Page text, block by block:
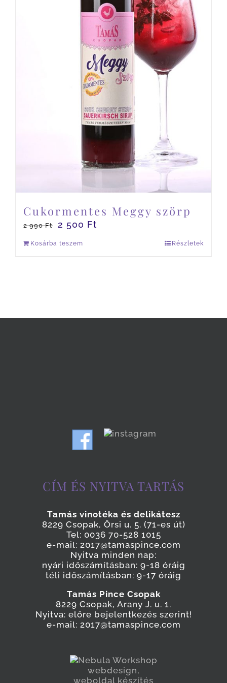
Cukormentes Meggy szörp
2 990Ft 2 500 Ft
Kosárba teszem Részletek
CÍM ÉS NYITVA TARTÁS
Tamás vinotéka és delikátesz
8229 Csopak, Őrsi u. 5. (71-es út)
Tel: 0036 70-528 1015
e-mail: 2017@tamaspince.com
Nyitva minden nap:
nyári időszámításban: 9-18 óráig
téli időszámításban: 9-17 óráig
Tamás Pince Csopak
8229 Csopak, Arany J. u. 1.
Nyitva: előre bejelentkezés szerint!
e-mail: 2017@tamaspince.com